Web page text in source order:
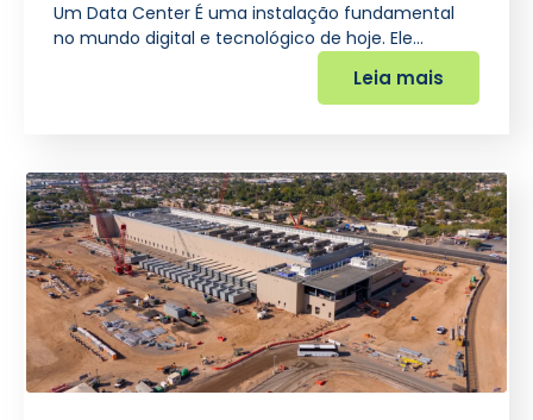
Um Data Center É uma instalação fundamental
no mundo digital e tecnológico de hoje. Ele…
Leia mais